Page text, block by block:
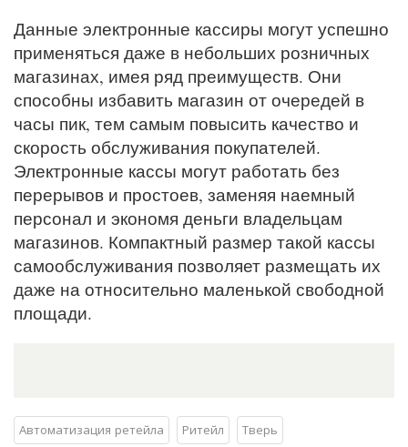
Данные электронные кассиры могут успешно
применяться даже в небольших розничных
магазинах, имея ряд преимуществ. Они
способны избавить магазин от очередей в
часы пик, тем самым повысить качество и
скорость обслуживания покупателей.
Электронные кассы могут работать без
перерывов и простоев, заменяя наемный
персонал и экономя деньги владельцам
магазинов. Компактный размер такой кассы
самообслуживания позволяет размещать их
даже на относительно маленькой свободной
площади.
Автоматизация ретейла Ритейл
Тверь